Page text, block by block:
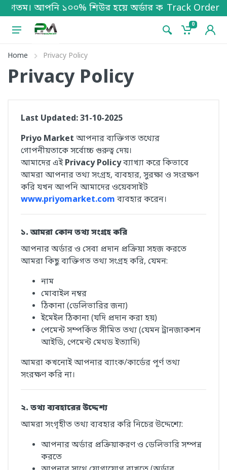
আপনি ১০০% শিউর হয়ে অর্ডার করবেন। সারা দেশে
Track Order
0
Home Privacy Policy
Privacy Policy
Last Updated: 31-10-2025
Priyo Market আপনার ব্যক্তিগত তথ্যের
গোপনীয়তাকে সর্বোচ্চ গুরুত্ব দেয়।
আমাদের এইPrivacy Policyব্যাখ্যা করে কিভাবে
আমরা আপনার তথ্য সংগ্রহ, ব্যবহার, সুরক্ষা ও সংরক্ষণ
করি যখন আপনি আমাদের ওয়েবসাইট
www.priyomarket.com ব্যবহার করেন।
১. আমরা কোন তথ্য সংগ্রহ করি
আপনার অর্ডার ও সেবা প্রদান প্রক্রিয়া সহজ করতে
আমরা কিছু ব্যক্তিগত তথ্য সংগ্রহ করি, যেমন:
নাম
মোবাইল নম্বর
ঠিকানা (ডেলিভারির জন্য)
ইমেইল ঠিকানা (যদি প্রদান করা হয়)
পেমেন্ট সম্পর্কিত সীমিত তথ্য (যেমন ট্রানজাকশন
আইডি, পেমেন্ট মেথড ইত্যাদি)
আমরা কখনোই আপনার ব্যাংক/কার্ডের পূর্ণ তথ্য
সংরক্ষণ করি না।
২. তথ্য ব্যবহারের উদ্দেশ্য
আমরা সংগৃহীত তথ্য ব্যবহার করি নিচের উদ্দেশ্যে:
আপনার অর্ডার প্রক্রিয়াকরণ ও ডেলিভারি সম্পন্ন
করতে